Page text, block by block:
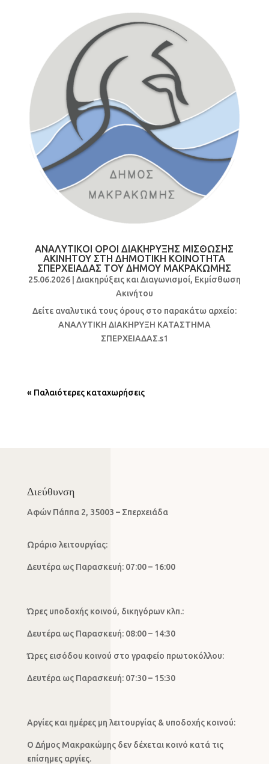
ΑΝΑΛΥΤΙΚΟΙ ΟΡΟΙ ΔΙΑΚΗΡΥΞΗΣ ΜΙΣΘΩΣΗΣ
ΑΚΙΝΗΤΟΥ ΣΤΗ ΔΗΜΟΤΙΚΗ ΚΟΙΝΟΤΗΤΑ
ΣΠΕΡΧΕΙΑΔΑΣ ΤΟΥ ΔΗΜΟΥ ΜΑΚΡΑΚΩΜΗΣ
25.06.2026| Διακηρύξεις και Διαγωνισμοί, Εκμίσθωση
Aκινήτου
Δείτε αναλυτικά τους όρους στο παρακάτω αρχείο:
ΑΝΑΛΥΤΙΚΗ ΔΙΑΚΗΡΥΞΗ ΚΑΤΑΣΤΗΜΑ
ΣΠΕΡΧΕΙΑΔΑΣ.s1
« Παλαιότερες καταχωρήσεις
Διεύθυνση
Αφών Πάππα 2, 35003 – Σπερχειάδα
Ωράριο λειτουργίας:
Δευτέρα ως Παρασκευή: 07:00 – 16:00
Ώρες υποδοχής κοινού, δικηγόρων κλπ.:
Δευτέρα ως Παρασκευή: 08:00 – 14:30
Ώρες εισόδου κοινού στο γραφείο πρωτοκόλλου:
Δευτέρα ως Παρασκευή: 07:30 – 15:30
Αργίες και ημέρες μη λειτουργίας & υποδοχής κοινού:
Ο Δήμος Μακρακώμης δεν δέχεται κοινό κατά τις
επίσημες αργίες.